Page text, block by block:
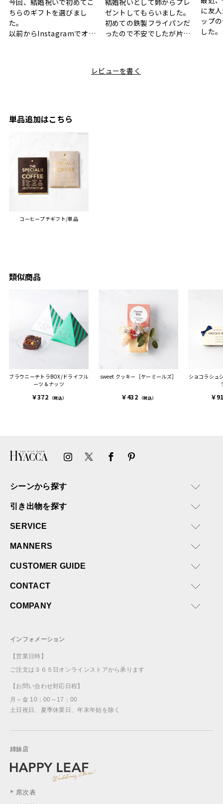
ちらのギフトを選びまし
た。
以前からInstagramでオシ
と大好きなカレーのセット
ちらも大変気に入ったと写
った時は、HYACCAギフト
人にもお勧めしたいと感じ
ました。
また、こちら不注意でメー
困った際にも、迅速に回答
ければと思います。
ゼントしてもらいました。
初めての鉄製フライパンだ
ったので不安でしたが片手
利です。洗い物も減って一
に友
ップ
した。
レビューを書く
単品追加はこちら
コーヒープチギフト/単品
類似商品
ブラウニーテトラBOX/ドライフル
ーツ＆ナッツ
￥372 （税込）
sweet クッキー［ケーミールズ］
￥432 （税込）
ショコラシュ
￥
シーンから探す
引き出物を探す
SERVICE
MANNERS
CUSTOMER GUIDE
CONTACT
COMPANY
インフォメーション
【営業日時】
ご注文は３６５日オンラインストアから承ります
【お問い合わせ対応日程】
月～金 10：00～17：00
土日祝日、夏季休業日、年末年始を除く
姉妹店
席次表